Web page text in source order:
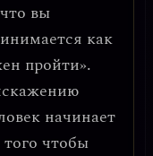
вы
как
пройти».
начинает
того чтобы